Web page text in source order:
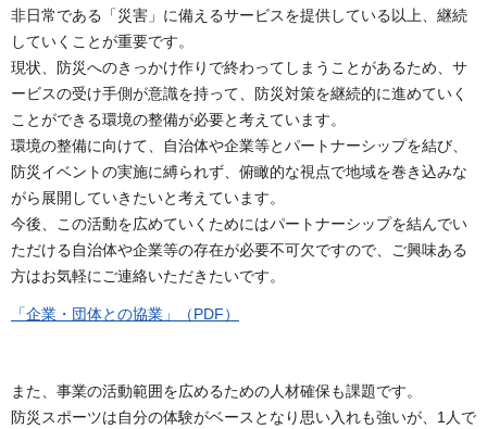
非日常である「災害」に備えるサービスを提供している以上、継続
していくことが重要です。
現状、防災へのきっかけ作りで終わってしまうことがあるため、サ
ービスの受け手側が意識を持って、防災対策を継続的に進めていく
ことができる環境の整備が必要と考えています。
環境の整備に向けて、自治体や企業等とパートナーシップを結び、
防災イベントの実施に縛られず、俯瞰的な視点で地域を巻き込みな
がら展開していきたいと考えています。
今後、この活動を広めていくためにはパートナーシップを結んでい
ただける自治体や企業等の存在が必要不可欠ですので、ご興味ある
方はお気軽にご連絡いただきたいです。
「企業・団体との協業」（PDF）
また、事業の活動範囲を広めるための人材確保も課題です。
防災スポーツは自分の体験がベースとなり思い入れも強いが、1人で